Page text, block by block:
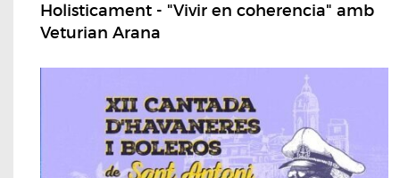
Holisticament - "Vivir en coherencia" amb
Veturian Arana